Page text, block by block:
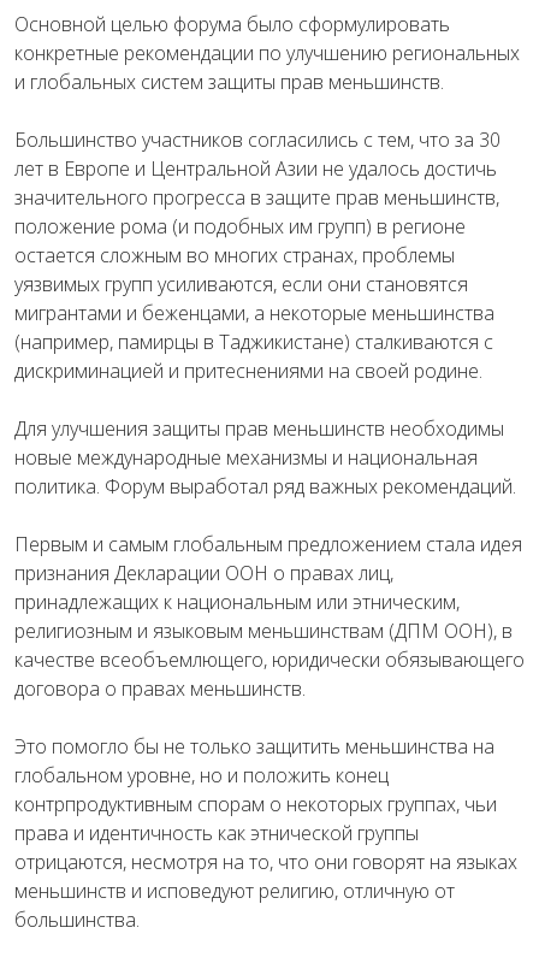
Основной целью форума было сформулировать
конкретные рекомендации по улучшению региональных
и глобальных систем защиты прав меньшинств.
Большинство участников согласились с тем, что за 30
лет в Европе и Центральной Азии не удалось достичь
значительного прогресса в защите прав меньшинств,
положение рома (и подобных им групп) в регионе
остается сложным во многих странах, проблемы
уязвимых групп усиливаются, если они становятся
мигрантами и беженцами, а некоторые меньшинства
(например, памирцы в Таджикистане) сталкиваются с
дискриминацией и притеснениями на своей родине.
Для улучшения защиты прав меньшинств необходимы
новые международные механизмы и национальная
политика. Форум выработал ряд важных рекомендаций.
Первым и самым глобальным предложением стала идея
признания Декларации ООН о правах лиц,
принадлежащих к национальным или этническим,
религиозным и языковым меньшинствам (ДПМ ООН), в
качестве всеобъемлющего, юридически обязывающего
договора о правах меньшинств.
Это помогло бы не только защитить меньшинства на
глобальном уровне, но и положить конец
контрпродуктивным спорам о некоторых группах, чьи
права и идентичность как этнической группы
отрицаются, несмотря на то, что они говорят на языках
меньшинств и исповедуют религию, отличную от
большинства.